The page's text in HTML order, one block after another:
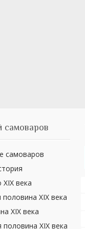
самоваров
самоваров
века
половина XIX века
XIX века
половина XIX века